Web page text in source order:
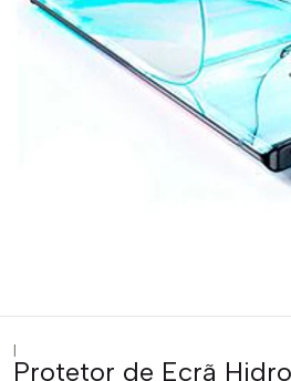
|
Protetor de Ecrã